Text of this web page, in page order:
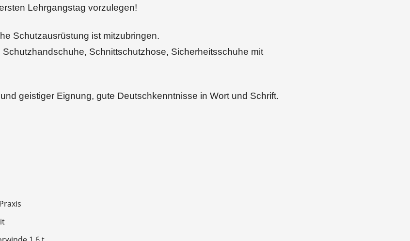
Lehrgangstag vorzulegen!
Schutzausrüstung ist mitzubringen.
Schnittschutzhose, Sicherheitsschuhe mit
geistiger Eignung, gute Deutschkenntnisse in Wort und Schrift.